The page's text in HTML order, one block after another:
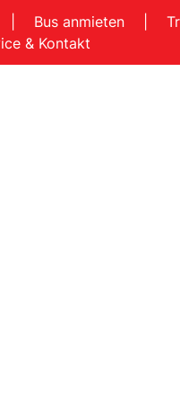
Bus anmieten
& Kontakt